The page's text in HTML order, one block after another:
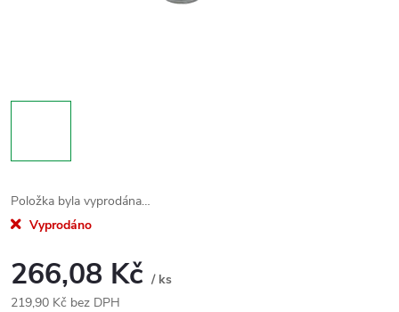
Položka byla vyprodána…
Vyprodáno
266,08 Kč / ks
219,90 Kč bez DPH